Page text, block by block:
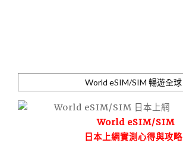
World eSIM/SIM 暢遊全球
World eSIM/SIM
日本上網實測心得與攻略